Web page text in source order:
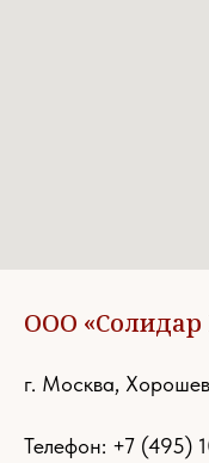
ООО «Солидар
г. Москва,
Телефон: +7 (495)